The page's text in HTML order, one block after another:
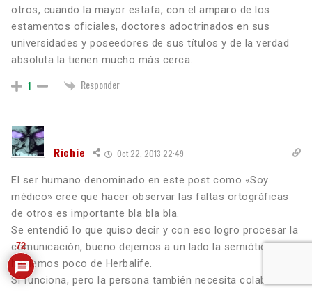
otros, cuando la mayor estafa, con el amparo de los
estamentos oficiales, doctores adoctrinados en sus
universidades y poseedores de sus títulos y de la verdad
absoluta la tienen mucho más cerca.
1 Responder
Richie Oct 22, 2013 22:49
El ser humano denominado en este post como «Soy
médico» cree que hacer observar las faltas ortográficas
de otros es importante bla bla bla.
Se entendió lo que quiso decir y con eso logro procesar la
comunicación, bueno dejemos a un lado la semiótica y
hablemos poco de Herbalife.
Sí funciona, pero la persona también necesita colaborar.
72